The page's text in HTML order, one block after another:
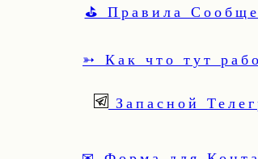
⛳ Правила
➳ Как что тут
Запасной